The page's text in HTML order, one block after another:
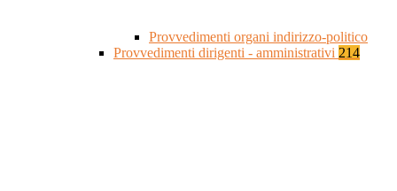
Provvedimenti organi indirizzo-politico
Provvedimenti dirigenti - amministrativi 214